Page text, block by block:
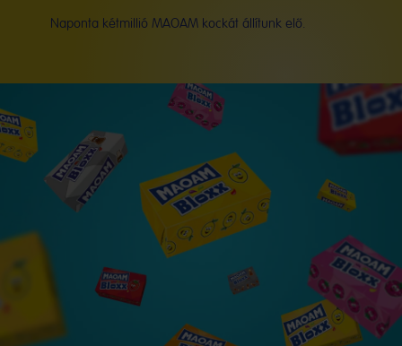
Naponta kétmillió MAOAM kockát állítunk elő.